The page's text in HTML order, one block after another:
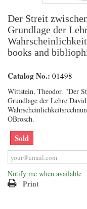
Der Streit
Grundlage der
books and
Catalog No.: 01498
Wittstein, Theodor. "Der
Grundlage der Lehre
OBrosch.
Sold
Notify me when available
Print